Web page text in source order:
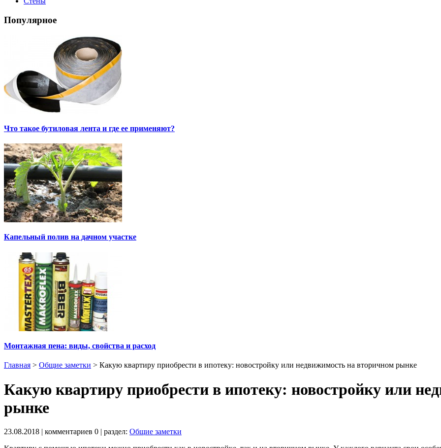
Популярное
Что такое бутиловая лента и где ее применяют?
Капельный полив на дачном участке
Монтажная пена: виды, свойства и расход
Главная > Общие заметки > Какую квартиру приобрести в ипотеку: новостройку или недвижимость на вторичном рынке
Какую квартиру приобрести в ипотеку: новостройку или
рынке
23.08.2018 | комментариев 0 | раздел: Общие заметки